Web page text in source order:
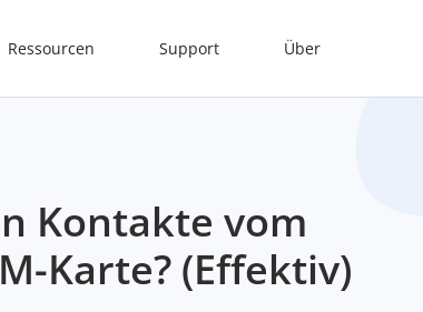
Ressourcen Support Über
Kontakte vom
Karte? (Effektiv)